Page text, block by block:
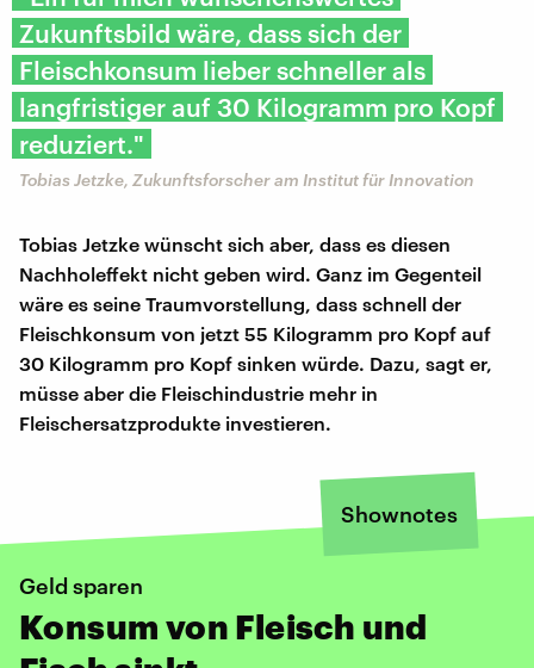
Zukunftsbild wäre, dass sich der
Fleischkonsum lieber schneller als
langfristiger auf 30 Kilogramm pro Kopf
reduziert."
Tobias Jetzke, Zukunftsforscher am Institut für Innovation
Tobias Jetzke wünscht sich aber, dass es diesen
Nachholeffekt nicht geben wird. Ganz im Gegenteil
wäre es seine Traumvorstellung, dass schnell der
Fleischkonsum von jetzt 55 Kilogramm pro Kopf auf
30 Kilogramm pro Kopf sinken würde. Dazu, sagt er,
müsse aber die Fleischindustrie mehr in
Fleischersatzprodukte investieren.
Shownotes
Geld sparen
Konsum von Fleisch und